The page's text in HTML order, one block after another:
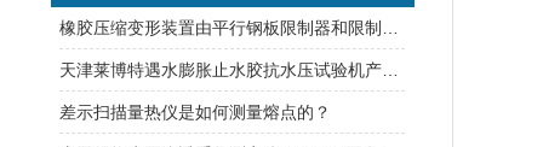
差示扫描量热仪是如何测量熔点的？